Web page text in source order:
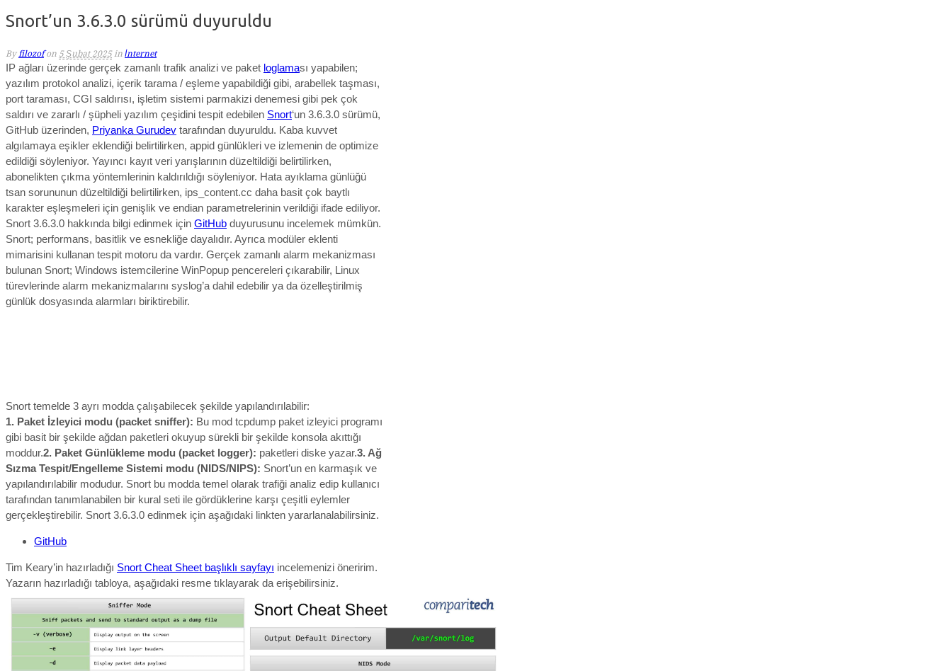
Snort’un 3.6.3.0 sürümü duyuruldu
By filozof on 5 Şubat 2025 in İnternet
IP ağları üzerinde gerçek zamanlı trafik analizi ve paket loglaması yapabilen;
yazılım protokol analizi, içerik tarama / eşleme yapabildiği gibi, arabellek taşması,
port taraması, CGI saldırısı, işletim sistemi parmakizi denemesi gibi pek çok
saldırı ve zararlı / şüpheli yazılım çeşidini tespit edebilen Snort‘un 3.6.3.0 sürümü,
GitHub üzerinden, Priyanka Gurudev tarafından duyuruldu. Kaba kuvvet
algılamaya eşikler eklendiği belirtilirken, appid günlükleri ve izlemenin de optimize
edildiği söyleniyor. Yayıncı kayıt veri yarışlarının düzeltildiği belirtilirken,
abonelikten çıkma yöntemlerinin kaldırıldığı söyleniyor. Hata ayıklama günlüğü
tsan sorununun düzeltildiği belirtilirken, ips_content.cc daha basit çok baytlı
karakter eşleşmeleri için genişlik ve endian parametrelerinin verildiği ifade ediliyor.
Snort 3.6.3.0 hakkında bilgi edinmek için GitHub duyurusunu incelemek mümkün.
Snort; performans, basitlik ve esnekliğe dayalıdır. Ayrıca modüler eklenti
mimarisini kullanan tespit motoru da vardır. Gerçek zamanlı alarm mekanizması
bulunan Snort; Windows istemcilerine WinPopup pencereleri çıkarabilir, Linux
türevlerinde alarm mekanizmalarını syslog’a dahil edebilir ya da özelleştirilmiş
günlük dosyasında alarmları biriktirebilir.
Snort temelde 3 ayrı modda çalışabilecek şekilde yapılandırılabilir:
1. Paket İzleyici modu (packet sniffer): Bu mod tcpdump paket izleyici programı
gibi basit bir şekilde ağdan paketleri okuyup sürekli bir şekilde konsola akıttığı
moddur.2. Paket Günlükleme modu (packet logger): paketleri diske yazar.3. Ağ
Sızma Tespit/Engelleme Sistemi modu (NIDS/NIPS): Snort’un en karmaşık ve
yapılandırılabilir modudur. Snort bu modda temel olarak trafiği analiz edip kullanıcı
tarafından tanımlanabilen bir kural seti ile gördüklerine karşı çeşitli eylemler
gerçekleştirebilir. Snort 3.6.3.0 edinmek için aşağıdaki linkten yararlanalabilirsiniz.
GitHub
Tim Keary’in hazırladığı Snort Cheat Sheet başlıklı sayfayı incelemenizi öneririm.
Yazarın hazırladığı tabloya, aşağıdaki resme tıklayarak da erişebilirsiniz.